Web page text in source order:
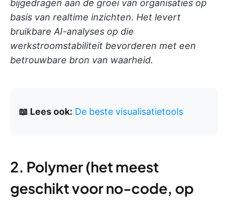
bijgedragen aan de groei van organisaties op
basis van realtime inzichten. Het levert
bruikbare AI-analyses op die
werkstroomstabiliteit bevorderen met een
betrouwbare bron van waarheid.
📖 Lees ook: De beste visualisatietools
2. Polymer (het meest
geschikt voor no-code, op